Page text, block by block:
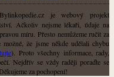
je webový projekt
Ačkoliv nejsme lékaři, údaje na
míru. Přesto nemůžeme ručit za
že jsme někde udělali chybu
). Proto všechny informace, rady,
Nejdřív se vždy raději poraďte se
za pochopení!